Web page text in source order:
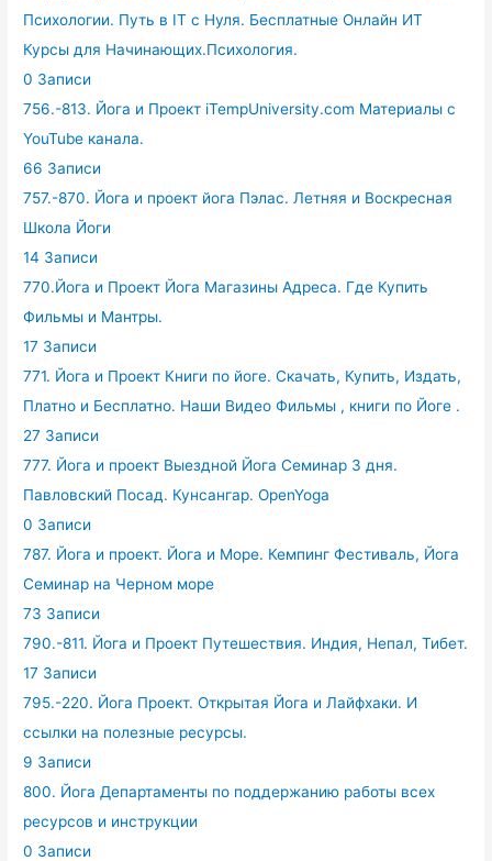
Психологии. Путь в IT с Нуля. Бесплатные Онлайн ИТ
Курсы для Начинающих.Психология.
0 Записи
756.-813. Йога и Проект iTempUniversity.com Материалы с
YouTube канала.
66 Записи
757.-870. Йога и проект йога Пэлас. Летняя и Воскресная
Школа Йоги
14 Записи
770.Йога и Проект Йога Магазины Адреса. Где Купить
Фильмы и Мантры.
17 Записи
771. Йога и Проект Книги по йоге. Скачать, Купить, Издать,
Платно и Бесплатно. Наши Видео Фильмы , книги по Йоге .
27 Записи
777. Йога и проект Выездной Йога Семинар 3 дня.
Павловский Посад. Кунсангар. OpenYoga
0 Записи
787. Йога и проект. Йога и Море. Кемпинг Фестиваль, Йога
Семинар на Черном море
73 Записи
790.-811. Йога и Проект Путешествия. Индия, Непал, Тибет.
17 Записи
795.-220. Йога Проект. Открытая Йога и Лайфхаки. И
ссылки на полезные ресурсы.
9 Записи
800. Йога Департаменты по поддержанию работы всех
ресурсов и инструкции
0 Записи